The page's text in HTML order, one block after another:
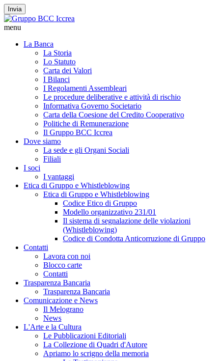
Invia
menu
La Banca
La Storia
Lo Statuto
Carta dei Valori
I Bilanci
I Regolamenti Assembleari
Le procedure deliberative e attività di rischio
Informativa Governo Societario
Carta della Coesione del Credito Cooperativo
Politiche di Remunerazione
Il Gruppo BCC Iccrea
Dove siamo
La sede e gli Organi Sociali
Filiali
I soci
I vantaggi
Etica di Gruppo e Whistleblowing
Etica di Gruppo e Whistleblowing
Codice Etico di Gruppo
Modello organizzativo 231/01
Il sistema di segnalazione delle violazioni
(Whistleblowing)
Codice di Condotta Anticorruzione di Gruppo
Contatti
Lavora con noi
Blocco carte
Contatti
Trasparenza Bancaria
Trasparenza Bancaria
Comunicazione e News
Il Melograno
News
L'Arte e la Cultura
Le Pubblicazioni Editoriali
La Collezione di Quadri d'Autore
Apriamo lo scrigno della memoria